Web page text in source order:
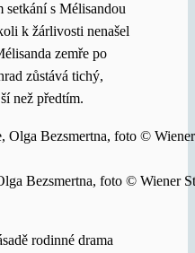
setkání s Mélisandou
k žárlivosti nenašel
zemře po
zůstává tichý,
než předtím.
Bezsmertna, foto © Wiener
rodinné drama